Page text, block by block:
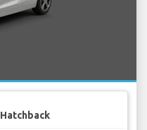
Hatchback